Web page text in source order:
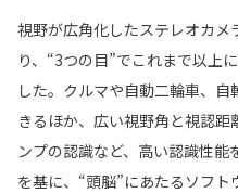
視野が広角化したステレオカ
り、“3つの目”でこれまで以上
した。クルマや自動二輪車、
きるほか、広い視野角と視認
ンプの認識など、高い認識性
を基に、“頭脳”にあたるソフ